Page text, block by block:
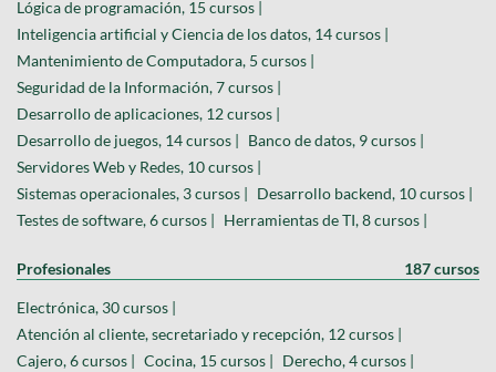
Lógica de programación, 15 cursos |
Inteligencia artificial y Ciencia de los datos, 14 cursos |
Mantenimiento de Computadora, 5 cursos |
Seguridad de la Información, 7 cursos |
Desarrollo de aplicaciones, 12 cursos |
Desarrollo de juegos, 14 cursos | Banco de datos, 9 cursos |
Servidores Web y Redes, 10 cursos |
Sistemas operacionales, 3 cursos | Desarrollo backend, 10 cursos |
Testes de software, 6 cursos | Herramientas de TI, 8 cursos |
Profesionales 187 cursos
Electrónica, 30 cursos |
Atención al cliente, secretariado y recepción, 12 cursos |
Cajero, 6 cursos | Cocina, 15 cursos | Derecho, 4 cursos |